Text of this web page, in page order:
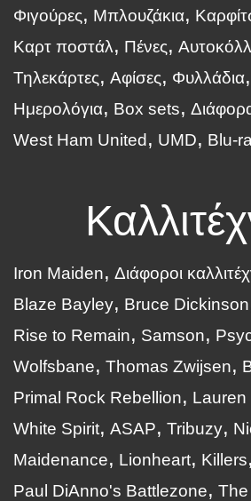
Φιγούρες
Μπλουζάκια
Καρτ ποστάλ
Πένες
Τηλεκάρτες
Αφίσες Φυλλάδια
Ημερολόγια
Box sets
West Ham United
UMD Blu-
Iron Maiden
Διάφοροι
Blaze Bayley
Bruce Dickinson
Rise to Remain
Samson
Wolfsbane
Thomas Zwijsen
Primal Rock Rebellion
Lauren
White Spirit ASAP Tribuzy
Maidenance
Lionheart
Killers
Paul DiAnno's Battlezone